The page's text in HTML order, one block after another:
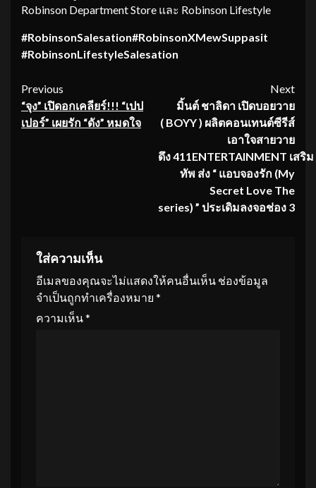
Robinson Department Store และ Robinson Lifestyle
#RobinsonSalesation#RobinsonXMewSuppasit
#RobinsonLifestyleSalesation
Continue
Reading
Previous
“จุง” เปิดอกเคลียร์!!! “เปป
เปอร์” เผยรัก “ดัง” หมดใจ
Next
มินต์ ชาลิดา เปิดบอยวาย
( BOYY) ผลิตคอนเทนต์ซีรีส์
เอาใจสายวาย
ดึง411 ENTERTAINMENT เสริม
ทัพ ส่ง “ แอบจองรัก (My
Secret Love The
series) ” ประเดิมลงจอช่อง 3
ใส่ความเห็น
อีเมลของคุณจะไม่แสดงให้คนอื่นเห็น ช่องข้อมูล
จำเป็นถูกทำเครื่องหมาย *
ความเห็น*